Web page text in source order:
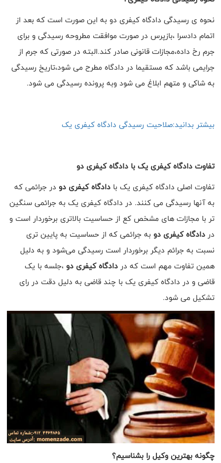
نحوه ی رسیدگی دادگاه کیفری دو به این صورت است که بعد از
اتمام دادسرا ،بازپرس در صورت موافقت مطروحه رسیدگی و برای
جرم رخ داده،مجازات قانونی صادر کند.البته در صورتی که جرم از
جرایمی باشد که مستقیما در دادگاه مطرح می شود،تاریخ رسیدگی
به شاکی و متهم ابلاغ می شود وبه پرونده رسیدگی می شود.
بیشتر بدانید:صلاحیت رسیدگی دادگاه کیفری یک
تفاوت دادگاه کیفری یک با دادگاه کیفری دو
تفاوت اصلی دادگاه کیفری یک بادادگاه کیفری دو در جرائمی که
به آنها رسیدگی می کنند. در دادگاه کیفری یک به جرائمی سنگین
تر با مجازات های مشخص کع از حساسیت بالاتری برخوردار است و
دردادگاه کیفری دو به جرائمی که از حساسیت به پایین تری
نسبت به جرائم دیگر برخوردار است رسیدگی می‌شود و به دلیل
همین تفاوت مهم است که دردادگاه کیفری دو ،جلسه با یک
قاضی و در دادگاه کیفری یک با چند قاضی به دلیل دقت در رای
تشکیل می شود.
چگونه بهترین وکیل را بشناسیم؟